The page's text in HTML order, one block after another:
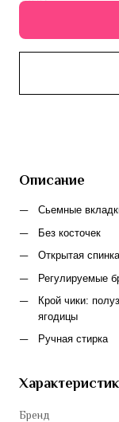
Описание
Сьемные
Без косточек
Открытая спинка
Регулируемые
Крой чики:
ягодицы
Ручная стирка
Бренд